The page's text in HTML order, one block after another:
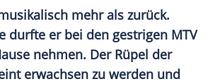
mehr als zurück.
durfte er bei den gestrigen MTV
nehmen. Der Rüpel der
erwachsen zu werden und